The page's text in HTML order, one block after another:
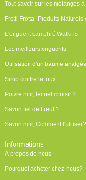
Tout savoir sur les mélanges
Frotti Frotta- Produits Naturels
L'onguent camphré Watkins
Les meilleurs onguents
Utilisation d'un baume
Sirop contre la toux
Poivre noir, lequel choisir ?
Savon fiel de bœuf ?
Savon noir, Comment l'utiliser?
Informations
À propos de nous
Pourquoi acheter chez-nous?